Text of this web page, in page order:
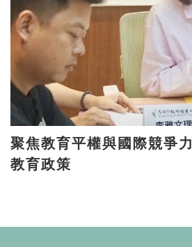
聚焦教育平權與國際競爭力 柯志恩端三大
教育政策